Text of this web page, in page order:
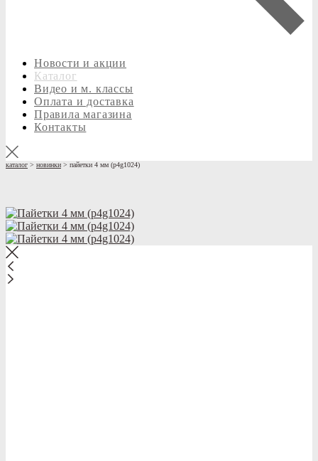
Новости и акции
Каталог
Видео и м. классы
Оплата и доставка
Правила магазина
Контакты
каталог > новинки > пайетки 4 мм (p4g1024)